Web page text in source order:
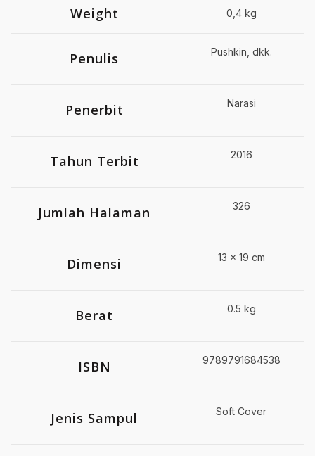
Weight 0,4 kg
Penulis Pushkin, dkk.
Penerbit Narasi
Tahun Terbit 2016
Jumlah Halaman 326
Dimensi 13 x 19 cm
Berat 0.5 kg
ISBN 9789791684538
Jenis Sampul Soft Cover